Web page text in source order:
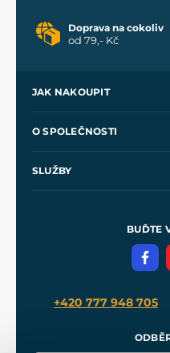
Doprava na cokoliv
od 79,- Kč
JAK NAKOUPIT
Velkoobchod
O SPOLEČNOSTI
SLUŽBY
Meče pro Kingdom
BUĎTE
+420 777 948 705